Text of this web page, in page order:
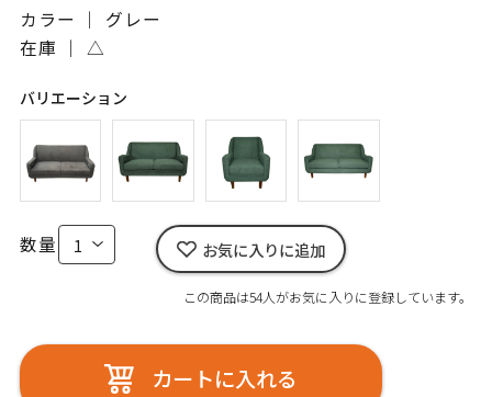
カラー ｜ グレー
在庫 ｜ △
バリエーション
数量 お気に入りに追加
この商品は54人がお気に入りに登録しています。
カートに入れる